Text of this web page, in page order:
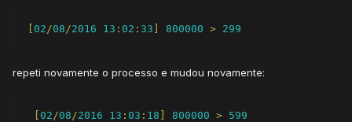
02 /08 /2016 13 : 02 : 33 800000 > 299
repeti novamente o processo e mudou novamente:
02 /08 /2016 13 : 03 : 18 800000 > 599